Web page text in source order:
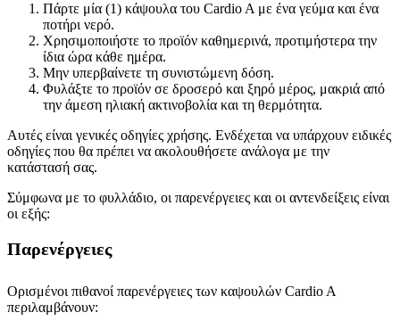
Πάρτε μία (1) κάψουλα του Cardio A με ένα γεύμα και ένα
ποτήρι νερό.
Χρησιμοποιήστε το προϊόν καθημερινά, προτιμήστερα την
ίδια ώρα κάθε ημέρα.
Μην υπερβαίνετε τη συνιστώμενη δόση.
Φυλάξτε το προϊόν σε δροσερό και ξηρό μέρος, μακριά από
την άμεση ηλιακή ακτινοβολία και τη θερμότητα.
Αυτές είναι γενικές οδηγίες χρήσης. Ενδέχεται να υπάρχουν ειδικές
οδηγίες που θα πρέπει να ακολουθήσετε ανάλογα με την
κατάστασή σας.
Σύμφωνα με το φυλλάδιο, οι παρενέργειες και οι αντενδείξεις είναι
οι εξής:
Παρενέργειες
Ορισμένοι πιθανοί παρενέργειες των καψουλών Cardio A
περιλαμβάνουν: